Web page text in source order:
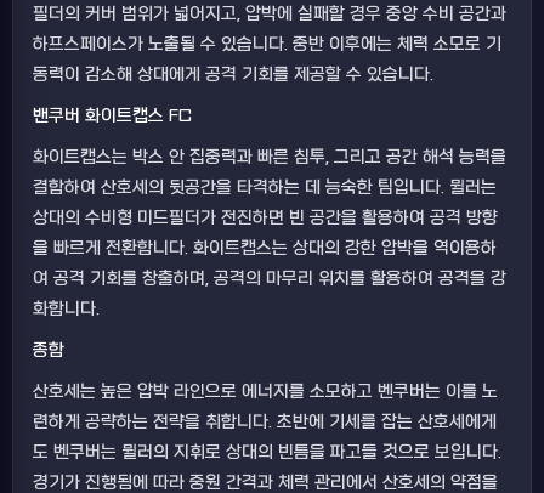
필더의 커버 범위가 넓어지고, 압박에 실패할 경우 중앙 수비 공간과
하프스페이스가 노출될 수 있습니다. 중반 이후에는 체력 소모로 기
동력이 감소해 상대에게 공격 기회를 제공할 수 있습니다.
밴쿠버 화이트캡스 FC
화이트캡스는 박스 안 집중력과 빠른 침투, 그리고 공간 해석 능력을
결합하여 산호세의 뒷공간을 타격하는 데 능숙한 팀입니다. 뮐러는
상대의 수비형 미드필더가 전진하면 빈 공간을 활용하여 공격 방향
을 빠르게 전환합니다. 화이트캡스는 상대의 강한 압박을 역이용하
여 공격 기회를 창출하며, 공격의 마무리 위치를 활용하여 공격을 강
화합니다.
종합
산호세는 높은 압박 라인으로 에너지를 소모하고 벤쿠버는 이를 노
련하게 공략하는 전략을 취합니다. 초반에 기세를 잡는 산호세에게
도 벤쿠버는 뮐러의 지휘로 상대의 빈틈을 파고들 것으로 보입니다.
경기가 진행됨에 따라 중원 간격과 체력 관리에서 산호세의 약점을